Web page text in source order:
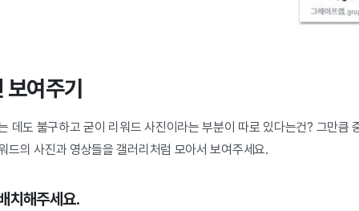
여주기
데도 불구하고 굳이 리워드 사진이라는 부분이 따로 있다는건? 그만큼
드의 사진과 영상들을 갤러리처럼 모아서 보여주세요.
치해주세요.